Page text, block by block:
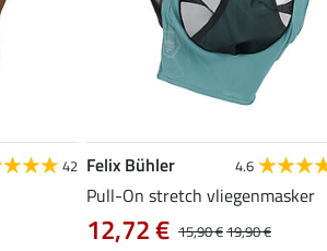
42 Felix Bühler 4.6
Pull-On stretch vliegenmasker
15,90 €19,90 €
12,72 €